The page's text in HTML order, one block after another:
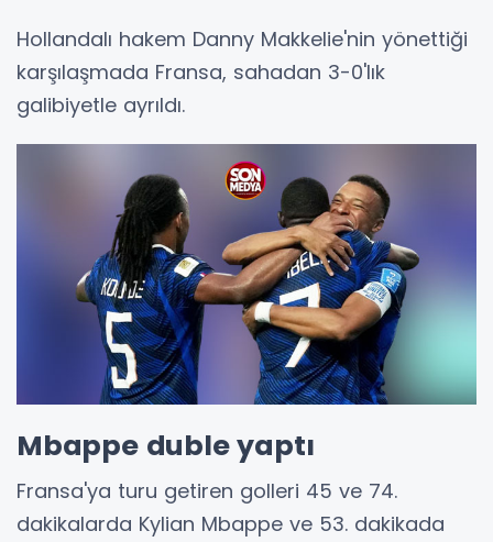
Hollandalı hakem Danny Makkelie'nin yönettiği
karşılaşmada Fransa, sahadan 3-0'lık
galibiyetle ayrıldı.
Mbappe duble yaptı
Fransa'ya turu getiren golleri 45 ve 74.
dakikalarda Kylian Mbappe ve 53. dakikada